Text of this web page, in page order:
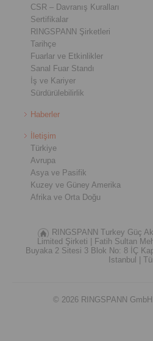
CSR – Davranış Kuralları
Sertifikalar
RINGSPANN Şirketleri
Tarihçe
Fuarlar ve Etkinlikler
Sanal Fuar Standı
İş ve Kariyer
Sürdürülebilirlik
Haberler
İletişim
Türkiye
Avrupa
Asya ve Pasifik
Kuzey ve Güney Amerika
Afrika ve Orta Doğu
RINGSPANN Turkey Güç
Limited Şirketi |
Fatih Sultan
Buyaka 2 Sitesi 3 Blok No: 8 İÇ
Istanbul |
© 2026 RINGSPANN